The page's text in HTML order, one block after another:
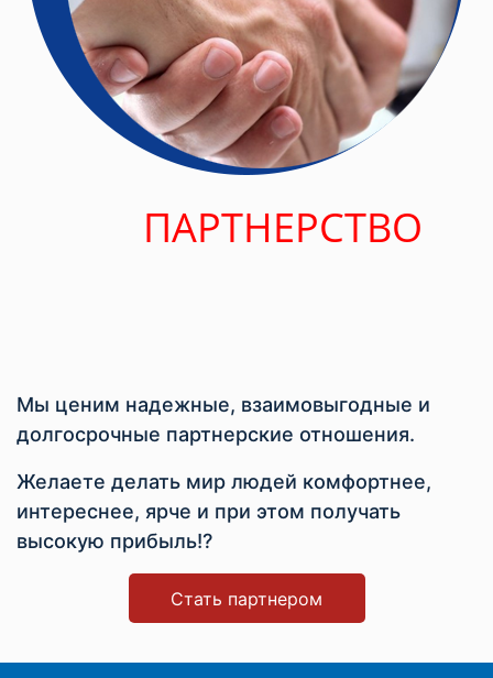
ПАРТНЕРСТВО
Мы ценим надежные, взаимовыгодные и
долгосрочные партнерские отношения.
Желаете делать мир людей комфортнее,
интереснее, ярче и при этом получать
высокую прибыль!?
Стать партнером